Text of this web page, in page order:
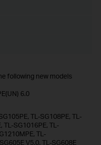
following new models
6.0
TL-SG108PE, TL-
TL-SG1016PE, TL-
TL-
V5.0, TL-SG608E